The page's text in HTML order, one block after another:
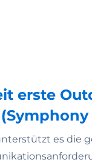
erste
es die